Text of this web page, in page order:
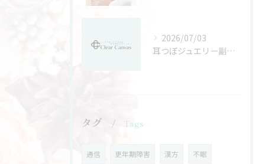
2026/07/03
耳つぼジュエリー副業の現実的な活用パターンと自分に合う働き方の見つけ方
タグ Tags
通信 更年期障害 漢方 不眠